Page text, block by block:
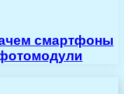
смартфоны